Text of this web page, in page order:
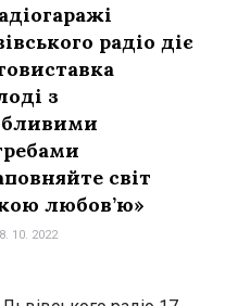
радіо діє
з
світ
любов’ю»
10. 2022